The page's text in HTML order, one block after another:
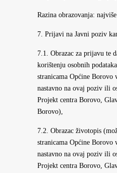
Razina obrazovanja:
7. Prijavi na Javni poziv
7.1. Obrazac za prijavu te
korištenju osobnih
stranicama Općine Borovo
nastavno na ovaj poziv ili
Projekt centra Borovo,
Borovo),
7.2. Obrazac životopis
stranicama Općine Borovo
nastavno na ovaj poziv ili
Projekt centra Borovo,